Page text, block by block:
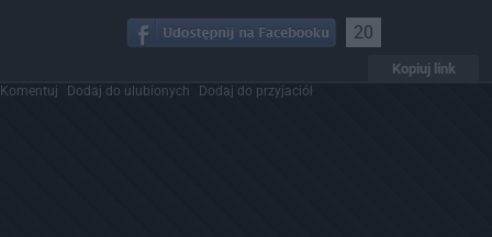
20
Kopiuj link
Komentuj Dodaj do ulubionych Dodaj do przyjaciół